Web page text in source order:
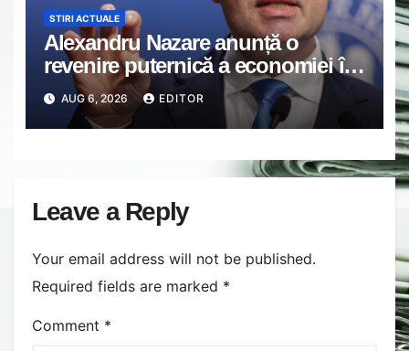
STIRI ACTUALE
Alexandru Nazare anunță o
revenire puternică a economiei în
2027: Inflația va scădea, consumul
va crește
AUG 6, 2026 EDITOR
Leave a Reply
Your email address will not be published.
Required fields are marked *
Comment *